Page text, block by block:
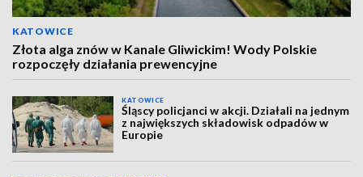
KATOWICE
Złota alga znów w Kanale Gliwickim! Wody Polskie
rozpoczęły działania prewencyjne
KATOWICE
Śląscy policjanci w akcji. Działali na jednym
z największych składowisk odpadów w
Europie